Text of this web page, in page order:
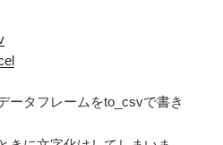
ータフレームをto_csvで書き